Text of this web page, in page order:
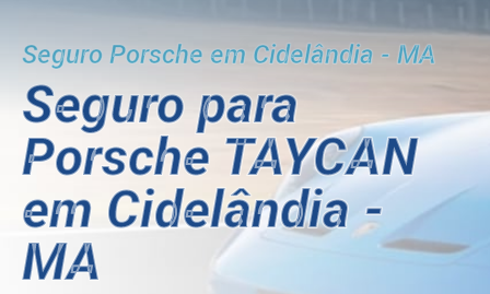
Seguro Porsche em Cidelândia - MA
Seguro para
Porsche TAYCAN
em Cidelândia -
MA